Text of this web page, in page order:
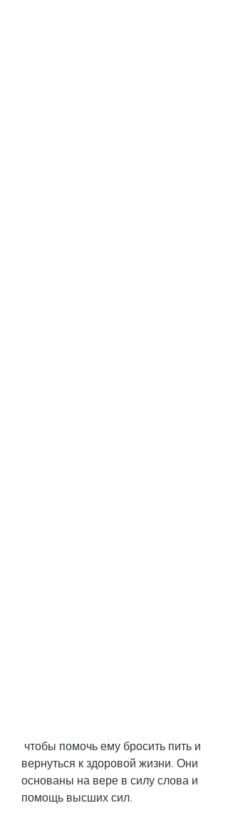
вернуться к здоровой жизни. Они
основаны на вере в силу слова и
помощь высших сил.